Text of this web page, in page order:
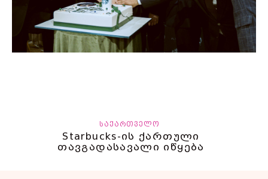
ᲡᲐᲥᲐᲠᲗᲕᲔᲚᲝ
Starbucks-ის ქართული
თავგადასავალი იწყება